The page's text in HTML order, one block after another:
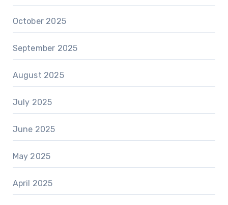
October 2025
September 2025
August 2025
July 2025
June 2025
May 2025
April 2025